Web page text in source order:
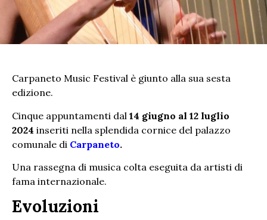
Carpaneto Music Festival è giunto alla sua sesta
edizione.
Cinque appuntamenti dal 14 giugno al 12 luglio
2024 inseriti nella splendida cornice del palazzo
comunale di Carpaneto.
Una rassegna di musica colta eseguita da artisti di
fama internazionale.
Evoluzioni